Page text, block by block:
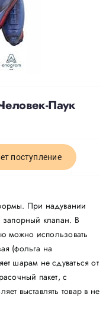
Паук
поступление
При надувании
запорный клапан. В
можно использовать
(фольга на
шарам не сдуваться от
пакет, с
выставлять товар в не